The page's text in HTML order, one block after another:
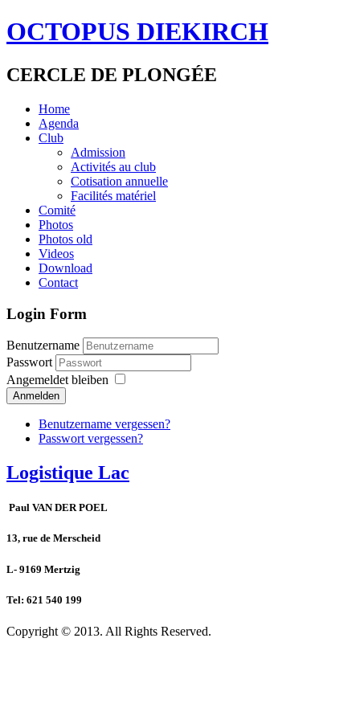
OCTOPUS DIEKIRCH
CERCLE DE PLONGÉE
Home
Agenda
Club
Admission
Activités au club
Cotisation annuelle
Facilités matériel
Comité
Photos
Photos old
Videos
Download
Contact
Login Form
Benutzername
Passwort
Angemeldet bleiben
Anmelden
Benutzername vergessen?
Passwort vergessen?
Logistique Lac
Paul VAN DER POEL
13, rue de Merscheid
L- 9169 Mertzig
Tel: 621 540 199
Copyright © 2013. All Rights Reserved.